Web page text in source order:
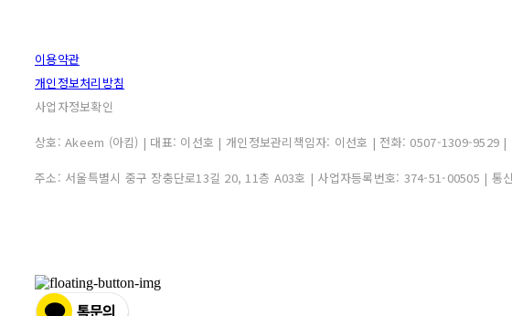
이용약관
개인정보처리방침
사업자정보확인
상호: Akeem (아킴) | 대표: 이선호 | 개인정보관리책임자: 이선호 | 전화: 0507-1309-
주소: 서울특별시 중구 장충단로13길 20, 11층 A03호 | 사업자등록번호: 374-51-00505 | 통